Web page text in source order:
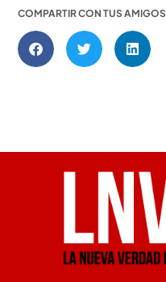
COMPARTIR CON TUS AMIGOS